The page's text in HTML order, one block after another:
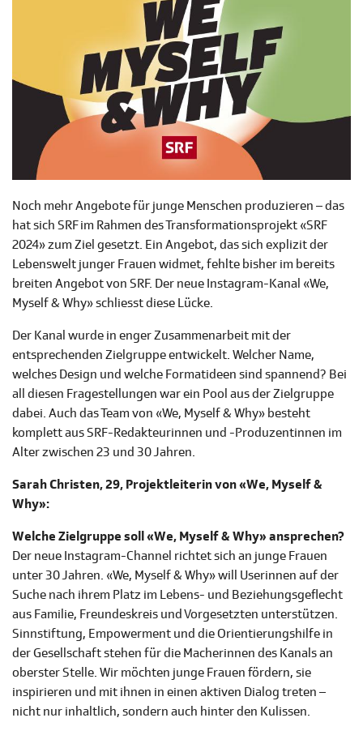
Noch mehr Angebote für junge Menschen produzieren – das
hat sich SRF im Rahmen des Transformationsprojekt «SRF
2024» zum Ziel gesetzt. Ein Angebot, das sich explizit der
Lebenswelt junger Frauen widmet, fehlte bisher im bereits
breiten Angebot von SRF. Der neue Instagram-Kanal «We,
Myself & Why» schliesst diese Lücke.
Der Kanal wurde in enger Zusammenarbeit mit der
entsprechenden Zielgruppe entwickelt. Welcher Name,
welches Design und welche Formatideen sind spannend? Bei
all diesen Fragestellungen war ein Pool aus der Zielgruppe
dabei. Auch das Team von «We, Myself & Why» besteht
komplett aus SRF-Redakteurinnen und -Produzentinnen im
Alter zwischen 23 und 30 Jahren.
Sarah Christen, 29, Projektleiterin von «We, Myself &
Why»:
Welche Zielgruppe soll «We, Myself & Why» ansprechen?
Der neue Instagram-Channel richtet sich an junge Frauen
unter 30 Jahren. «We, Myself & Why» will Userinnen auf der
Suche nach ihrem Platz im Lebens- und Beziehungsgeflecht
aus Familie, Freundeskreis und Vorgesetzten unterstützen.
Sinnstiftung, Empowerment und die Orientierungshilfe in
der Gesellschaft stehen für die Macherinnen des Kanals an
oberster Stelle. Wir möchten junge Frauen fördern, sie
inspirieren und mit ihnen in einen aktiven Dialog treten –
nicht nur inhaltlich, sondern auch hinter den Kulissen.